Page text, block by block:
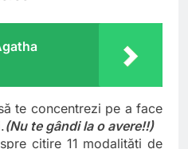
te concentrezi pe a face
(Nu te gândi la o avere!!)
citire 11 modalităţi de